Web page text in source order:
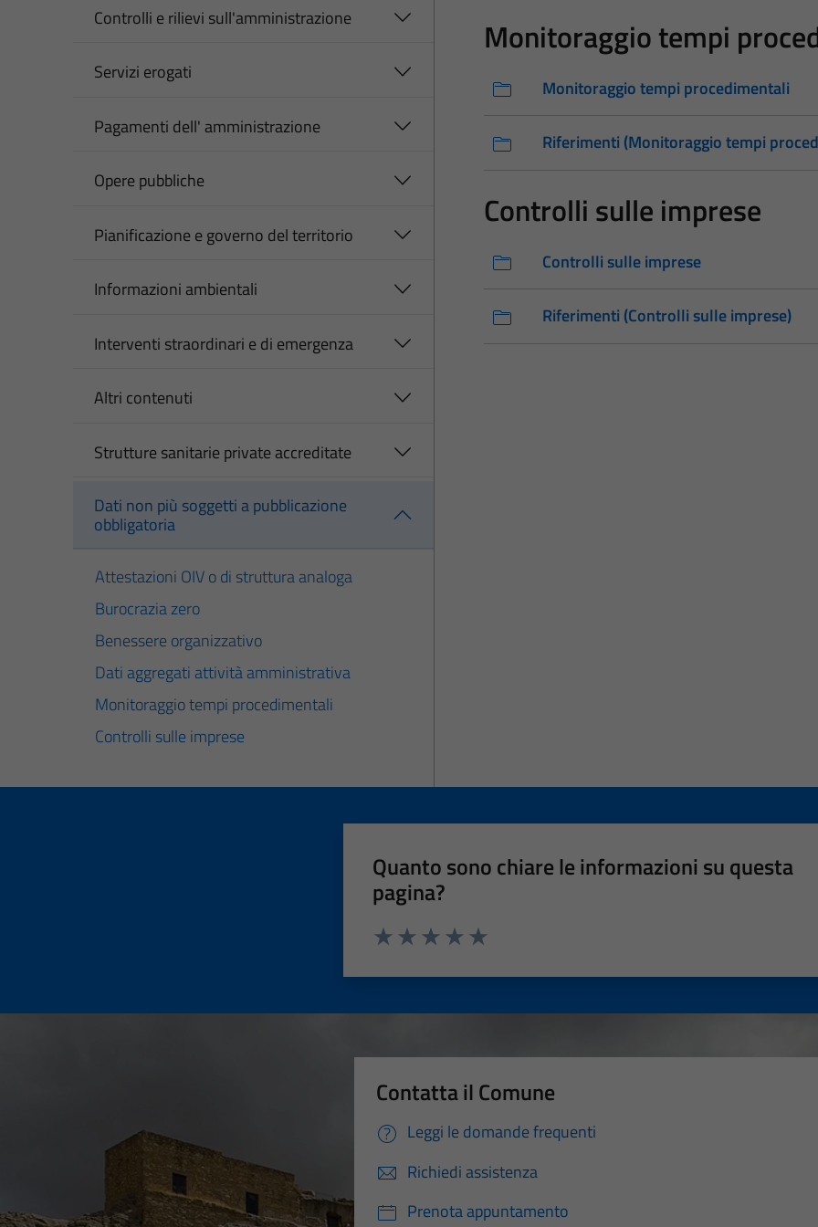
Controlli e rilievi sull'amministrazione
Servizi erogati
Pagamenti dell' amministrazione
Opere pubbliche
Pianificazione e governo del territorio
Informazioni ambientali
Interventi straordinari e di emergenza
Altri contenuti
Strutture sanitarie private accreditate
Dati non più soggetti a pubblicazione
obbligatoria
Attestazioni OIV o di struttura analoga
Burocrazia zero
Benessere organizzativo
Dati aggregati attività amministrativa
Monitoraggio tempi procedimentali
Controlli sulle imprese
Monitoraggio tempi
Monitoraggio tempi procedimentali
Riferimenti (Monitoraggio tempi
Controlli sulle imprese
Controlli sulle imprese
Riferimenti (Controlli sulle imprese)
Quanto sono chiare le informazioni su questa
pagina?
Contatta il Comune
Leggi le domande frequenti
Richiedi assistenza
Prenota appuntamento